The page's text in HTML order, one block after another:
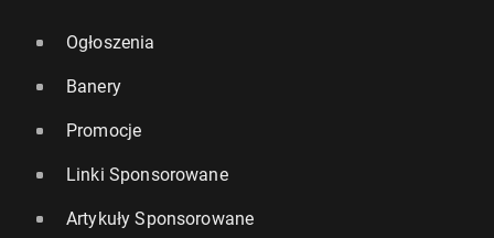
Ogłoszenia
Banery
Promocje
Linki Sponsorowane
Artykuły Sponsorowane